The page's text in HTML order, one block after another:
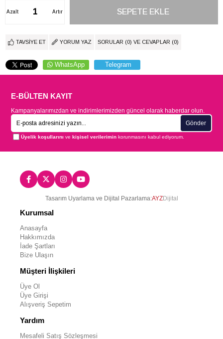
Artır
Azalt
TAVSIYE ET YORUM YAZ SORULAR (0) VE CEVAPLAR (0)
WhatsApp Telegram
E-BÜLTEN KAYIT
Kampanyalarımızdan ve indirimlerimizden güncel olarak haberdar olun.
Gönder
Üyelik koşullarını vekişisel verilerimin korunmasını kabul ediyorum.
Tasarım Uyarlama ve Dijital Pazarlama:AYZDijital
Kurumsal
Anasayfa
Hakkımızda
İade Şartları
Bize Ulaşın
Müşteri İlişkileri
Üye Ol
Üye Girişi
Alışveriş Sepetim
Yardım
Mesafeli Satış Sözleşmesi